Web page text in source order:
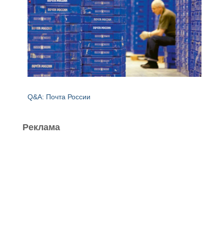
Q&A: Почта России
Реклама